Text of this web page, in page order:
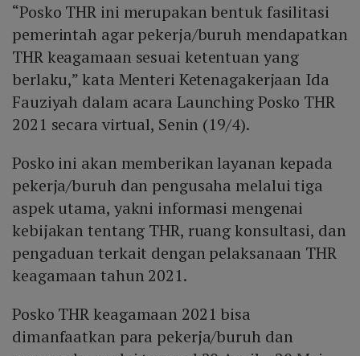
“Posko THR ini merupakan bentuk fasilitasi
pemerintah agar pekerja/buruh mendapatkan
THR keagamaan sesuai ketentuan yang
berlaku,” kata Menteri Ketenagakerjaan Ida
Fauziyah dalam acara Launching Posko THR
2021 secara virtual, Senin (19/4).
Posko ini akan memberikan layanan kepada
pekerja/buruh dan pengusaha melalui tiga
aspek utama, yakni informasi mengenai
kebijakan tentang THR, ruang konsultasi, dan
pengaduan terkait dengan pelaksanaan THR
keagamaan tahun 2021.
Posko THR keagamaan 2021 bisa
dimanfaatkan para pekerja/buruh dan